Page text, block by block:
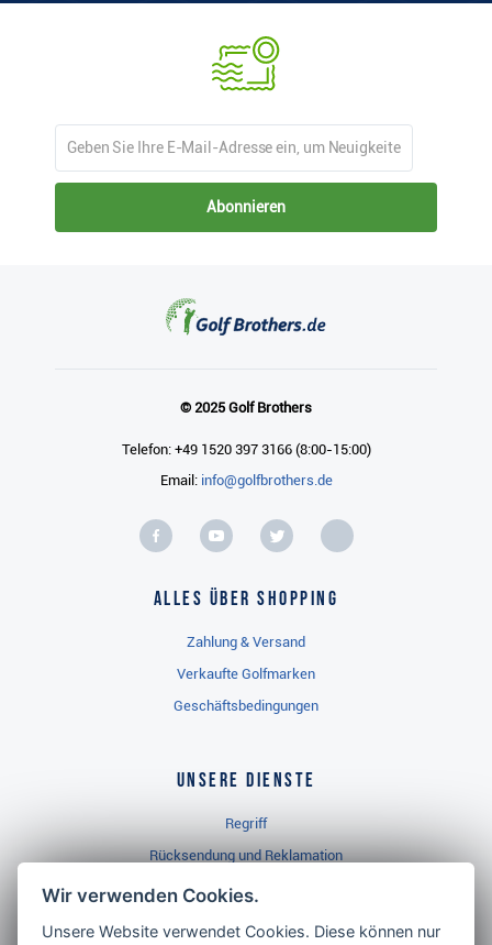
Abonnieren
© 2025 Golf Brothers
Telefon: +49 1520 397 3166 (8:00-15:00)
Email: info@golfbrothers.de
Alles über Shopping
Zahlung & Versand
Verkaufte Golfmarken
Geschäftsbedingungen
Unsere Dienste
Regriff
Rücksendung und Reklamation
Widerrufsbelehrung
Wir verwenden Cookies.
Unsere Website verwendet Cookies. Diese können nur